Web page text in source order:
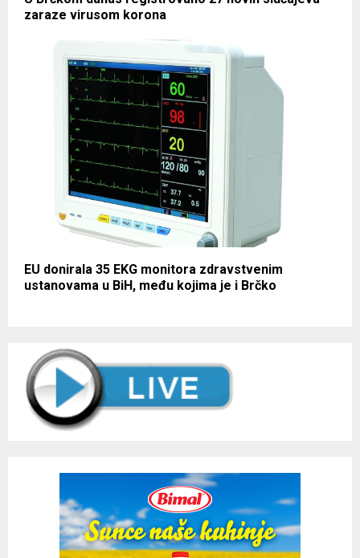
zaraze virusom korona
EU donirala 35 EKG monitora zdravstvenim
ustanovama u BiH, među kojima je i Brčko